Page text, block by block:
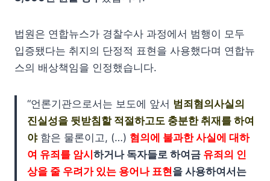
법원은 연합뉴스가 경찰수사 과정에서 범행이 모두
입증됐다는 취지의 단정적 표현을 사용했다며 연합뉴
스의 배상책임을 인정했습니다.
“언론기관으로서는 보도에 앞서 범죄혐의사실의
진실성을 뒷받침할 적절하고도 충분한 취재를 하여
야함은 물론이고, (…) 혐의에 불과한 사실에 대하
여 유죄를 암시하거나 독자들로 하여금 유죄의 인
상을 줄 우려가 있는 용어나 표현을 사용하여서는